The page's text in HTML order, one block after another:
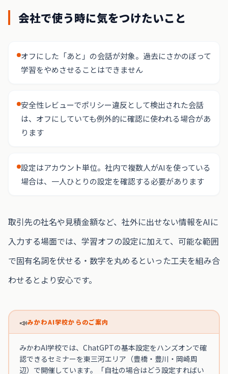
会社で使う時に気をつけたいこと
オフにした「あと」の会話が対象。過去にさかのぼって
学習をやめさせることはできません
安全性レビューでポリシー違反として検出された会話
は、オフにしていても例外的に確認に使われる場合があ
ります
設定はアカウント単位。社内で複数人がAIを使っている
場合は、一人ひとりの設定を確認する必要があります
取引先の社名や見積金額など、社外に出せない情報をAIに
入力する場面では、学習オフの設定に加えて、可能な範囲
で固有名詞を伏せる・数字を丸めるといった工夫を組み合
わせるとより安心です。
📣みかわAI学校からのご案内
みかわAI学校では、ChatGPTの基本設定をハンズオンで確
認できるセミナーを東三河エリア（豊橋・豊川・岡崎周
辺）で開催しています。「自社の場合はどう設定すればい